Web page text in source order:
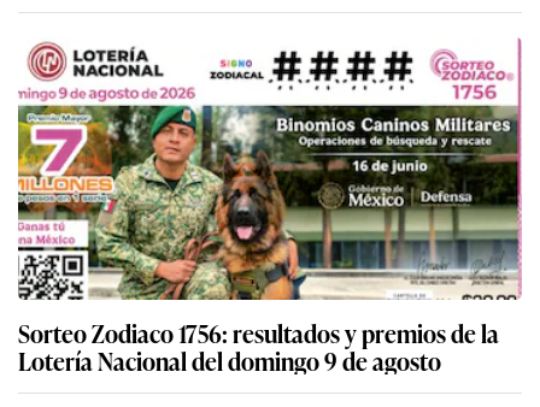
Sorteo Zodiaco 1756: resultados y premios de la
Lotería Nacional del domingo 9 de agosto